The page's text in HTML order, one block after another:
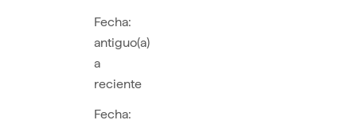
Fecha:
antiguo(a)
a
reciente
Fecha: